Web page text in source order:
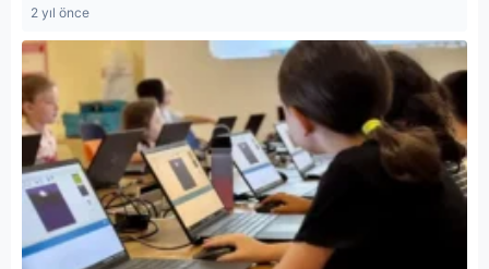
2 yıl önce